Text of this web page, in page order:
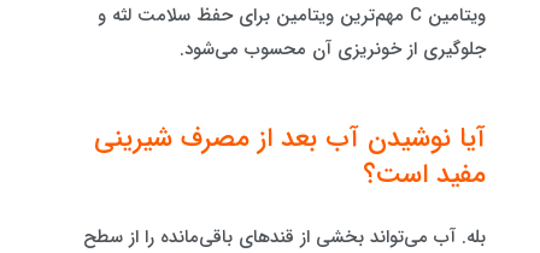
ویتامین C مهم‌ترین ویتامین برای حفظ سلامت لثه و
جلوگیری از خونریزی آن محسوب می‌شود.
آیا نوشیدن آب بعد از مصرف شیرینی
مفید است؟
بله. آب می‌تواند بخشی از قندهای باقی‌مانده را از سطح